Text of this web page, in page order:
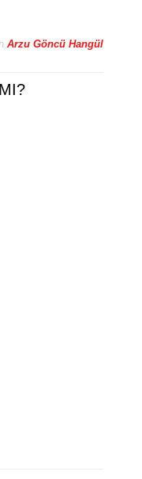
Arzu Göncü Hangül